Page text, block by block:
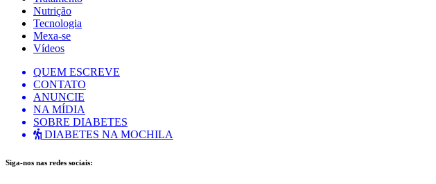
Nutrição
Tecnologia
Mexa-se
Vídeos
QUEM ESCREVE
CONTATO
ANUNCIE
NA MÍDIA
SOBRE DIABETES
DIABETES NA MOCHILA
Siga-nos nas redes sociais: